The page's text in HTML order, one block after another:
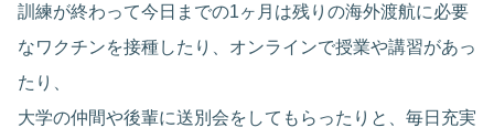
訓練が終わって今日までの1ヶ月は残りの海外渡航に必要
なワクチンを接種したり、オンラインで授業や講習があっ
たり、
大学の仲間や後輩に送別会をしてもらったりと、毎日充実